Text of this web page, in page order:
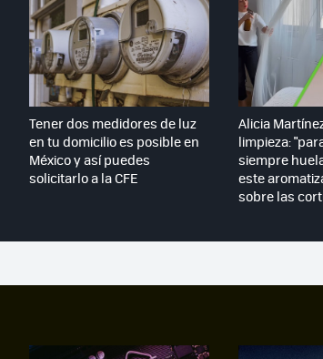
Tener dos medidores de luz
en tu domicilio es posible en
México y así puedes
solicitarlo a la CFE
Alicia
limpieza:
siempre
este
sobre las